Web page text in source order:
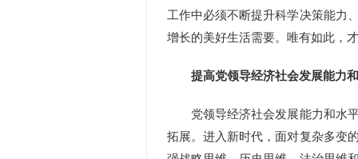
工作中必须不断提升科学决策能力
增长的美好生活需要。唯有如此，
提高党领导经济社会发展能力和
党领导经济社会发展能力和水平
拓展。进入新时代，面对复杂多变